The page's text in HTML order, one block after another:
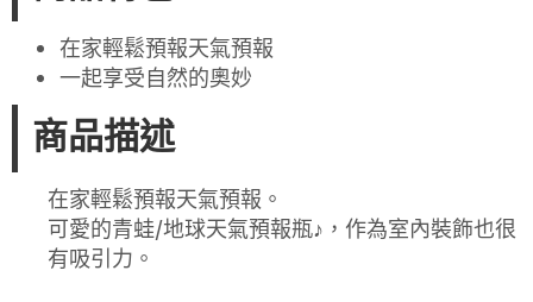
在家輕鬆預報天氣預報
一起享受自然的奧妙
商品描述
在家輕鬆預報天氣預報。
可愛的青蛙/地球天氣預報瓶♪，作為室內裝飾也很
有吸引力。